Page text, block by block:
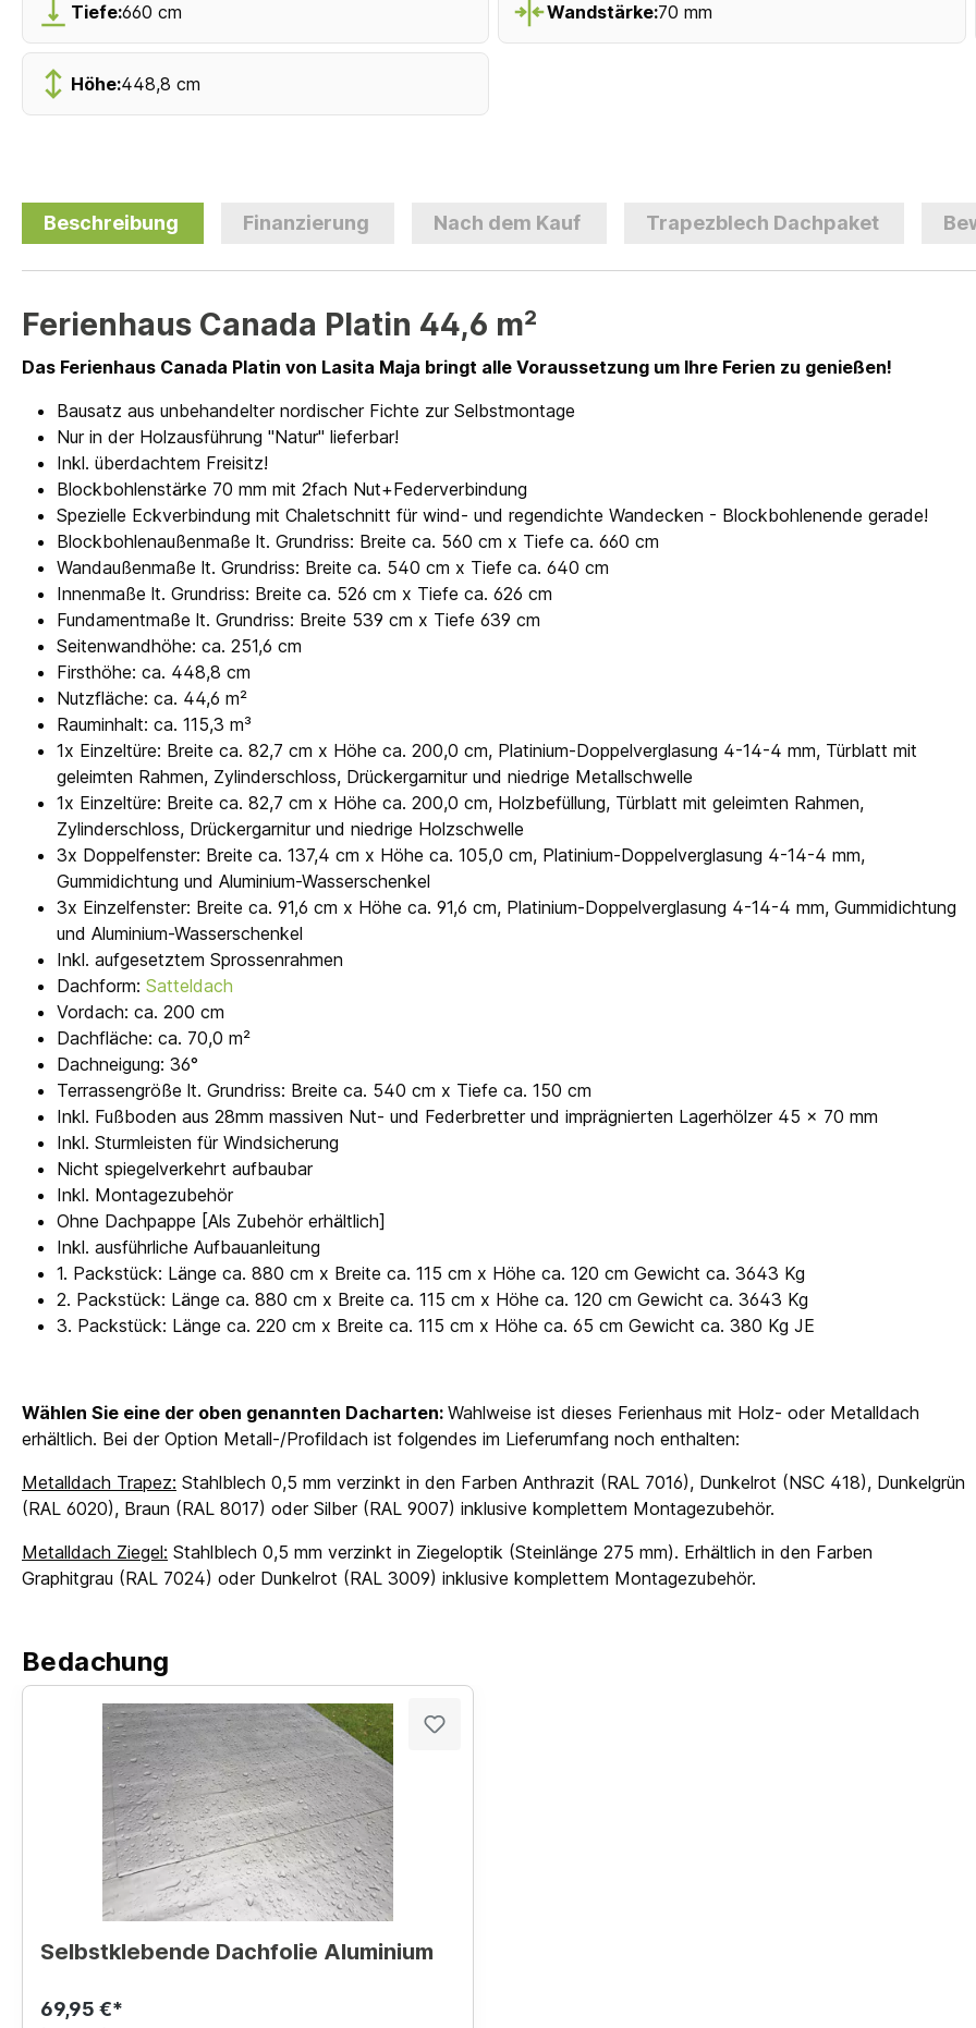
Tiefe:660 cm Wandstärke:70 mm
Höhe:448,8 cm
Beschreibung Finanzierung Nach dem Kauf Trapezblech Dachpaket
Ferienhaus Canada Platin 44,6 m²
Das Ferienhaus Canada Platin von Lasita Maja bringt alle Voraussetzung um Ihre Ferien zu genießen!
Bausatz aus unbehandelter nordischer Fichte zur Selbstmontage
Nur in der Holzausführung "Natur" lieferbar!
Inkl. überdachtem Freisitz!
Blockbohlenstärke 70 mm mit 2fach Nut+Federverbindung
Spezielle Eckverbindung mit Chaletschnitt für wind- und regendichte Wandecken - Blockbohlenende gerade!
Blockbohlenaußenmaße lt. Grundriss: Breite ca. 560 cm x Tiefe ca. 660 cm
Wandaußenmaße lt. Grundriss: Breite ca. 540 cm x Tiefe ca. 640 cm
Innenmaße lt. Grundriss: Breite ca. 526 cm x Tiefe ca. 626 cm
Fundamentmaße lt. Grundriss: Breite 539 cm x Tiefe 639 cm
Seitenwandhöhe: ca. 251,6 cm
Firsthöhe: ca. 448,8 cm
Nutzfläche: ca. 44,6 m²
Rauminhalt: ca. 115,3 m³
1x Einzeltüre: Breite ca. 82,7 cm x Höhe ca. 200,0 cm, Platinium-Doppelverglasung 4-14-4 mm, Türblatt mit
geleimten Rahmen, Zylinderschloss, Drückergarnitur und niedrige Metallschwelle
1x Einzeltüre: Breite ca. 82,7 cm x Höhe ca. 200,0 cm, Holzbefüllung, Türblatt mit geleimten Rahmen,
Zylinderschloss, Drückergarnitur und niedrige Holzschwelle
3x Doppelfenster: Breite ca. 137,4 cm x Höhe ca. 105,0 cm, Platinium-Doppelverglasung 4-14-4 mm,
Gummidichtung und Aluminium-Wasserschenkel
3x Einzelfenster: Breite ca. 91,6 cm x Höhe ca. 91,6 cm, Platinium-Doppelverglasung 4-14-4 mm, Gummidichtung
und Aluminium-Wasserschenkel
Inkl. aufgesetztem Sprossenrahmen
Dachform: Satteldach
Vordach: ca. 200 cm
Dachfläche: ca. 70,0 m²
Dachneigung: 36°
Terrassengröße lt. Grundriss: Breite ca. 540 cm x Tiefe ca. 150 cm
Inkl. Fußboden aus 28mm massiven Nut- und Federbretter und imprägnierten Lagerhölzer 45 x 70 mm
Inkl. Sturmleisten für Windsicherung
Nicht spiegelverkehrt aufbaubar
Inkl. Montagezubehör
Ohne Dachpappe [Als Zubehör erhältlich]
Inkl. ausführliche Aufbauanleitung
1. Packstück: Länge ca. 880 cm x Breite ca. 115 cm x Höhe ca. 120 cm Gewicht ca. 3643 Kg
2. Packstück: Länge ca. 880 cm x Breite ca. 115 cm x Höhe ca. 120 cm Gewicht ca. 3643 Kg
3. Packstück: Länge ca. 220 cm x Breite ca. 115 cm x Höhe ca. 65 cm Gewicht ca. 380 Kg JE
Wählen Sie eine der oben genannten Dacharten: Wahlweise ist dieses Ferienhaus mit Holz- oder Metalldach
erhältlich. Bei der Option Metall-/Profildach ist folgendes im Lieferumfang noch enthalten:
Metalldach Trapez: Stahlblech 0,5 mm verzinkt in den Farben Anthrazit (RAL 7016), Dunkelrot (NSC 418), Dunkelgrün
(RAL 6020), Braun (RAL 8017) oder Silber (RAL 9007) inklusive komplettem Montagezubehör.
Metalldach Ziegel: Stahlblech 0,5 mm verzinkt in Ziegeloptik (Steinlänge 275 mm). Erhältlich in den Farben
Graphitgrau (RAL 7024) oder Dunkelrot (RAL 3009) inklusive komplettem Montagezubehör.
Bedachung
Selbstklebende Dachfolie Aluminium
69,95 €*